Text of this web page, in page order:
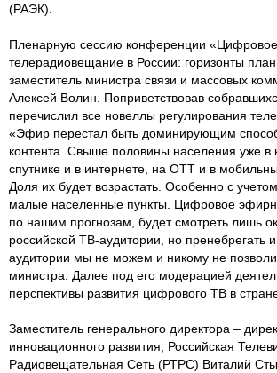
(РАЭК).
Пленарную сессию конференции «Цифровое
телерадиовещание в России: горизонты
заместитель министра связи и массовых
Алексей Волин. Поприветствовав
перечислил все новеллы регулирования
«Эфир перестал быть доминирующим
контента. Свыше половины населения уже в
спутнике и в интернете, на ОТТ и в
Доля их будет возрастать. Особенно с
малые населенные пункты. Цифровое
по нашим прогнозам, будет смотреть лишь
российской ТВ-аудитории, но пренебрегать
аудитории мы не можем и никому не
министра. Далее под его модерацией
перспективы развития цифрового ТВ в
Заместитель генерального директора –
инновационного развития, Российская
Радиовещательная Сеть (РТРС) Виталий